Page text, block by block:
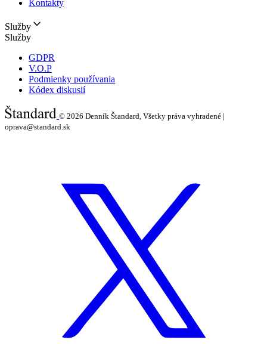
Kontakty
Služby
Služby
GDPR
V.O.P
Podmienky používania
Kódex diskusií
© 2026 Denník Štandard, Všetky práva vyhradené |
oprava@standard.sk